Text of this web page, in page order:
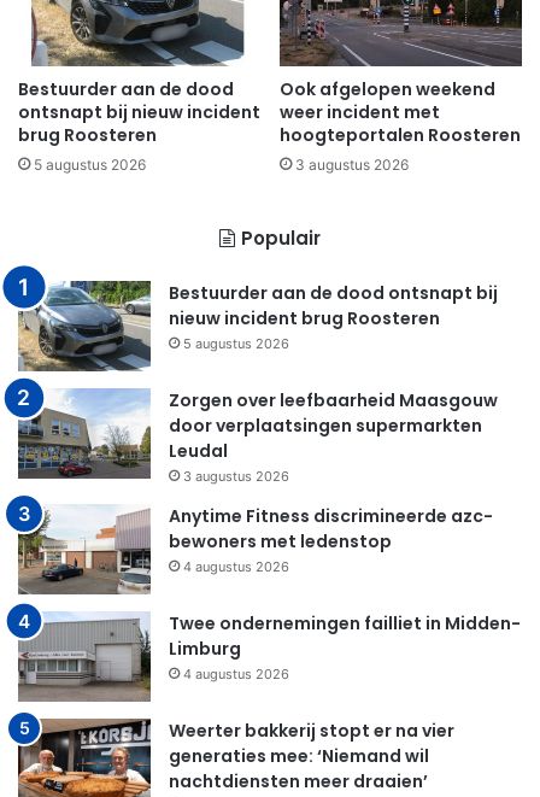
Bestuurder aan de dood
ontsnapt bij nieuw incident
brug Roosteren
5 augustus 2026
Ook afgelopen weekend
weer incident met
hoogteportalen Roosteren
3 augustus 2026
Populair
Bestuurder aan de dood ontsnapt bij
nieuw incident brug Roosteren
5 augustus 2026
Zorgen over leefbaarheid Maasgouw
door verplaatsingen supermarkten
Leudal
3 augustus 2026
Anytime Fitness discrimineerde azc-
bewoners met ledenstop
4 augustus 2026
Twee ondernemingen failliet in Midden-
Limburg
4 augustus 2026
Weerter bakkerij stopt er na vier
generaties mee: ‘Niemand wil
nachtdiensten meer draaien’